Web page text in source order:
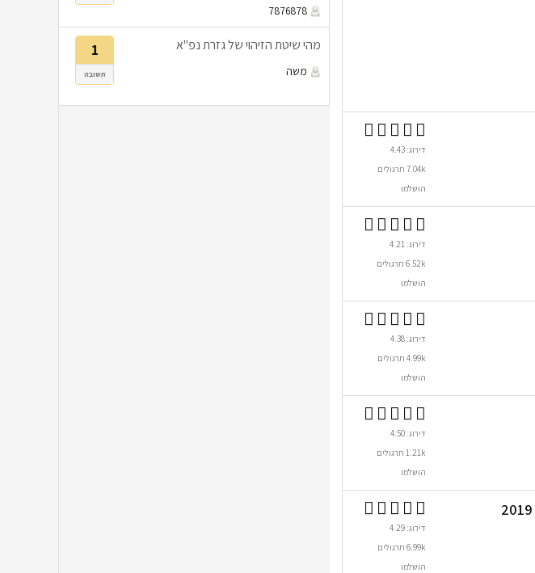
דירוג: 4.43
7.04k תרגולים
הושלמו
דירוג: 4.21
6.52k תרגולים
הושלמו
דירוג: 4.38
4.99k תרגולים
הושלמו
דירוג: 4.50
1.21k תרגולים
הושלמו
דירוג: 4.29
6.99k תרגולים
הושלמו
7876878
1
תשובה
מהי שיטת הזיהוי של גזרת נפ"א
משה